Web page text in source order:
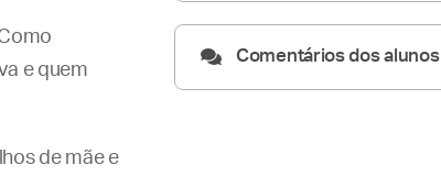
e quem
de mãe e
Comentários dos alunos